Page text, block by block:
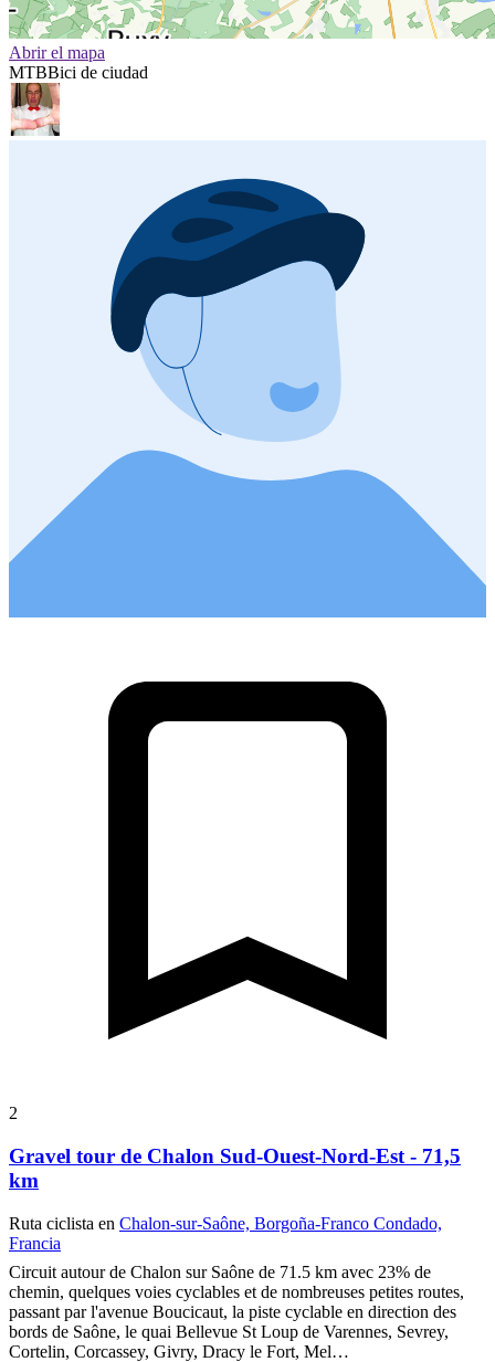
Abrir el mapa
MTBBici de ciudad
2
Gravel tour de Chalon Sud-Ouest-Nord-Est - 71,5
km
Ruta ciclista en Chalon-sur-Saône, Borgoña-Franco Condado,
Francia
Circuit autour de Chalon sur Saône de 71.5 km avec 23% de
chemin, quelques voies cyclables et de nombreuses petites routes,
passant par l'avenue Boucicaut, la piste cyclable en direction des
bords de Saône, le quai Bellevue St Loup de Varennes, Sevrey,
Cortelin, Corcassey, Givry, Dracy le Fort, Mel…